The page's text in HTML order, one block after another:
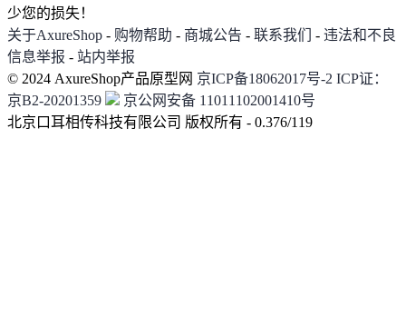
少您的损失！
关于AxureShop - 购物帮助 - 商城公告 - 联系我们 - 违法和不良
信息举报 - 站内举报
© 2024 AxureShop产品原型网 京ICP备18062017号-2 ICP证：
京B2-20201359
京公网安备 11011102001410号
北京口耳相传科技有限公司 版权所有 - 0.376/119